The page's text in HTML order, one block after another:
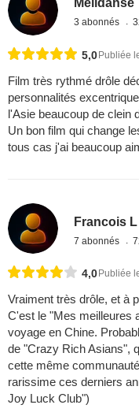
Mélidanse
3 abonnés
5,0 Publiée
Film très rythmé drôle
personnalités
l'Asie beaucoup de clein
Un bon film qui change
tous cas j'ai beaucoup
Francois L
7 abonnés
4,0 Publiée
Vraiment très drôle, et à
C'est le "Mes meilleures
voyage en Chine.
de "Crazy Rich Asians",
cette même
rarissime ces derniers
Joy Luck Club")